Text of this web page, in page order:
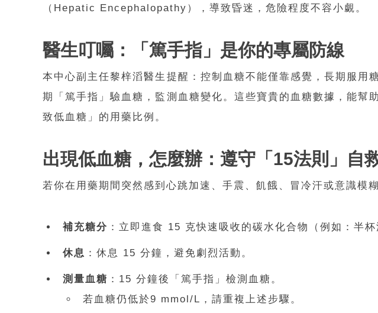
（Hepatic Encephalopathy），導致昏迷，危險程度不容小覷。
醫生叮囑：「篤手指」是你的專屬防線
本中心副主任黎梓滔醫生提醒：控制血糖不能僅靠感覺，長期服
期「篤手指」驗血糖，監測血糖變化。這些寶貴的血糖數據，能
致低血糖」的用藥比例。
出現低血糖，怎麼辦： 遵守「 15法則 」自
若你在用藥期間突然感到心跳加速、手震、飢餓、冒冷汗或意識模
補充糖分 ：立即進食 15 克快速吸收的碳水化合物（例如：半
休息 ：休息 15 分鐘，避免劇烈活動。
測量血糖 ：15 分鐘後「篤手指」檢測血糖。
若血糖仍低於9 mmol/L，請重複上述步驟。